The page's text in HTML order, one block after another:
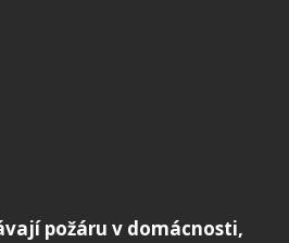
požáru v domácnosti,